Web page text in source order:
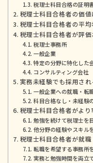
税理士科目合格の証明
税理士科目合格者の価値
税理士科目合格者の平均
税理士科目合格者が評
税理士事務所
一般企業
特定の分野に特化した
コンサルティング会社
実務未経験でも採用さ
一般企業への就職・転
科目合格なし・未経験
税理士科目合格者がよ
勉強を続けて税理士を
他分野の経験やスキル
税理士科目合格者が就
転職を希望する事務所
実務と勉強時間を両立